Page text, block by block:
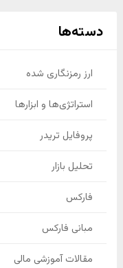
دسته‌ها
ارز رمزنگاری شده
استراتژی‌ها و ابزارها
پروفایل تریدر
تحلیل بازار
فارکس
مبانی فارکس
مقالات آموزشی مالی